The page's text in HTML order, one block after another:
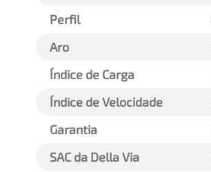
Perfil
Aro
Índice de Carga
Índice de Velocidade
Garantia
SAC da Della Via